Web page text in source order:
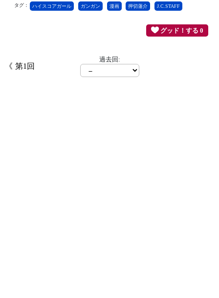
タグ： ハイスコアガール ガンガン 漫画 押切蓮介 J.C.STAFF
グッド！する 0
第1回
過去回: